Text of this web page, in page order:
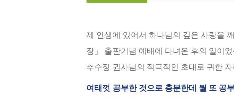
제 인생에 있어서 하나님의 깊은 사랑을
장」 출판기념 예배에 다녀온 후의 일이
추수정 권사님의 적극적인 초대로 귀한
여태껏 공부한 것으로 충분한데 뭘 또 공